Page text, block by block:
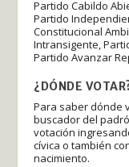
Partido Cabildo
Partido
Constitucional
Intransigente,
Partido Avanzar
¿DÓNDE
Para saber dónde
buscador del
votación
cívica o también
nacimiento.